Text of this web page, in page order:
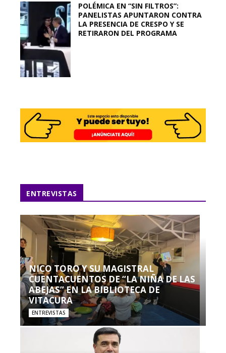
POLÉMICA EN “SIN FILTROS”:
PANELISTAS APUNTARON CONTRA
LA PRESENCIA DE CRESPO Y SE
RETIRARON DEL PROGRAMA
ENTREVISTAS
NICO TORO Y SU MAGISTRAL
CUENTACUENTOS DE “LA NIÑA DE LAS
ABEJAS” EN LA BIBLIOTECA DE
VITACURA
ENTREVISTAS